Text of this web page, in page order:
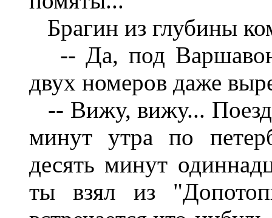
Брагин из глубины
-- Да, под
двух номеров даже
-- Вижу, вижу... Поезд
минут утра по
десять минут
ты взял из